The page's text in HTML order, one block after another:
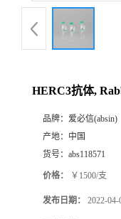
HERC3抗体,
品牌： 爱必信(absin)
产地： 中国
货号： abs118571
价格： ￥1500/支
发布日期： 2022-04-